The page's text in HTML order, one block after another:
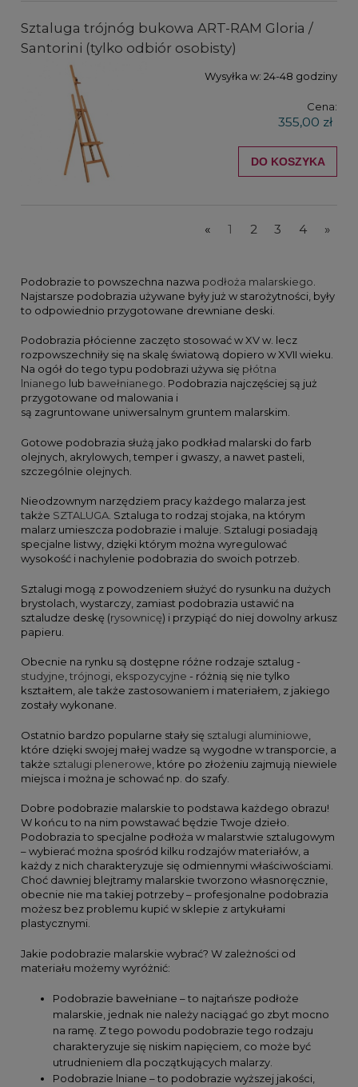
Sztaluga trójnóg bukowa ART-RAM Gloria /
Santorini (tylko odbiór osobisty)
Wysyłka w: 24-48 godziny
Cena:
355,00 zł
DO KOSZYKA
« 1 2 3 4 »
Podobrazie to powszechna nazwa podłoża malarskiego
Najstarsze podobrazia używane były już w starożytności, były
to odpowiednio przygotowane drewniane deski.
Podobrazia płócienne zaczęto stosować w XV w. lecz
rozpowszechniły się na skalę światową dopiero w XVII wieku.
Na ogół do tego typu podobrazi używa się płótna
lnianego lub bawełnianego. Podobrazia najczęściej są już
przygotowane od malowania i
są zagruntowane uniwersalnym gruntem malarskim.
Gotowe podobrazia służą jako podkład malarski do farb
olejnych, akrylowych, temper i gwaszy, a nawet pasteli,
szczególnie olejnych.
Nieodzownym narzędziem pracy każdego malarza jest
także SZTALUGA. Sztaluga to rodzaj stojaka, na którym
malarz umieszcza podobrazie i maluje. Sztalugi posiadają
specjalne listwy, dzięki którym można wyregulować
wysokość i nachylenie podobrazia do swoich potrzeb.
Sztalugi mogą z powodzeniem służyć do rysunku na dużych
brystolach, wystarczy, zamiast podobrazia ustawić na
sztaludze deskę (rysownicę) i przypiąć do niej dowolny arkusz
papieru.
Obecnie na rynku są dostępne różne rodzaje sztalug -
studyjne,trójnogi, ekspozycyjne - różnią się nie tylko
kształtem, ale także zastosowaniem i materiałem, z jakiego
zostały wykonane.
Ostatnio bardzo popularne stały się sztalugi aluminiowe
które dzięki swojej małej wadze są wygodne w transporcie, a
także sztalugi plenerowe , które po złożeniu zajmują niewiele
miejsca i można je schować np. do szafy.
Dobre podobrazie malarskie to podstawa każdego obrazu!
W końcu to na nim powstawać będzie Twoje dzieło.
Podobrazia to specjalne podłoża w malarstwie sztalugowym
– wybierać można spośród kilku rodzajów materiałów, a
każdy z nich charakteryzuje się odmiennymi właściwościami.
Choć dawniej blejtramy malarskie tworzono własnoręcznie,
obecnie nie ma takiej potrzeby – profesjonalne podobrazia
możesz bez problemu kupić w sklepie z artykułami
plastycznymi.
Jakie podobrazie malarskie wybrać? W zależności od
materiału możemy wyróżnić:
Podobrazie bawełniane – to najtańsze podłoże
malarskie, jednak nie należy naciągać go zbyt mocno
na ramę. Z tego powodu podobrazie tego rodzaju
charakteryzuje się niskim napięciem, co może być
utrudnieniem dla początkujących malarzy.
Podobrazie lniane – to podobrazie wyższej jakości,